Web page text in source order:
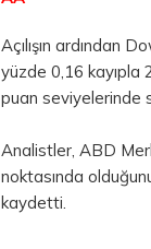
Açılışın ardından
yüzde 0,16 kayıpla
puan seviyelerinde
Analistler, ABD
noktasında
kaydetti.